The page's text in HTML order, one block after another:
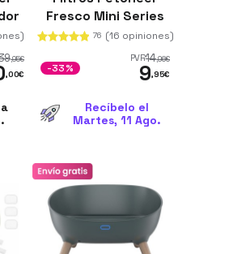
,95€
,00€
Fresco Mini Series
(Mini Plus, Ez, EzGo,
76 (16 opiniones)
PVR14,96€
9,95€
-33%
Recíbelo el
Martes, 11 Ago.